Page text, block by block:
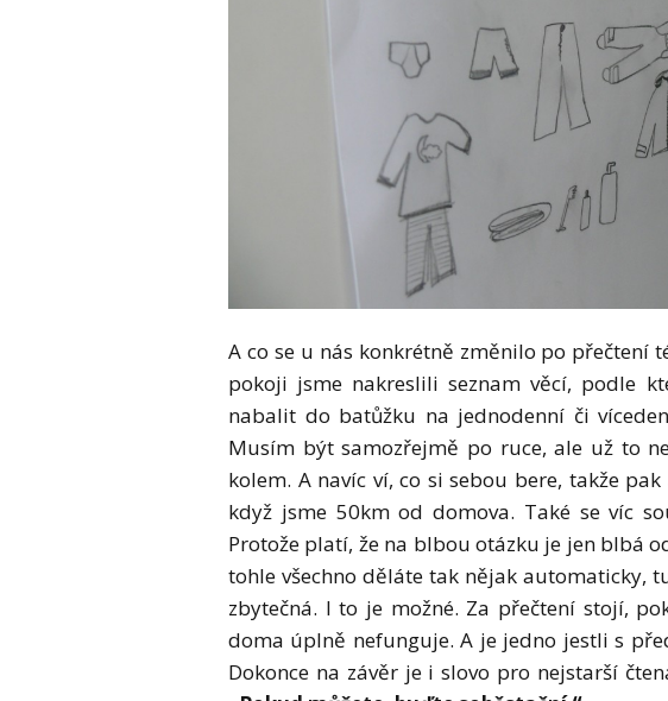
A co se u nás konkrétně změnilo po přečtení
pokoji jsme nakreslili seznam věcí, podle
nabalit do batůžku na jednodenní či
Musím být samozřejmě po ruce, ale už to
kolem. A navíc ví, co si sebou bere, takže
když jsme 50km od domova. Také se víc
Protože platí, že na blbou otázku je jen blbá
tohle všechno děláte tak nějak automaticky,
zbytečná. I to je možné. Za přečtení stojí,
doma úplně nefunguje. A je jedno jestli s
Dokonce na závěr je i slovo pro nejstarší